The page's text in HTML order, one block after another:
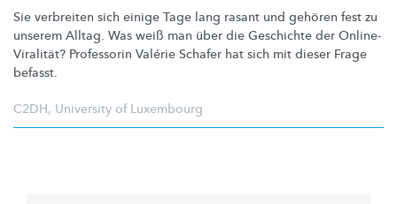
Sie verbreiten sich einige Tage lang rasant und gehören fest zu
unserem Alltag. Was weiß man über die Geschichte der Online-
Viralität? Professorin Valérie Schafer hat sich mit dieser Frage
befasst.
C2DH, University of Luxembourg